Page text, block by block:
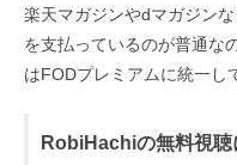
楽天マガジンやdマガジン
を支払っているのが普通な
はFODプレミアムに統一し
RobiHachiの無料視